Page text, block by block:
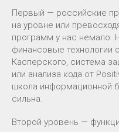
Первый — российские
на уровне или
программ у нас немало.
финансовые технологии
Касперского, система
или анализа кода от
школа информационной
сильна.
Второй уровень —